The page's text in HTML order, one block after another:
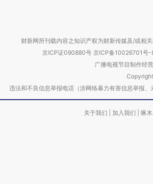
财新网所刊载内容之知识产权为财新传媒及/或相
京ICP证090880号 京ICP备10026701号-
广播电视节目制作经
违法和不良信息举报电话（涉网络暴力有害信息举
关于我们 加入我们 啄